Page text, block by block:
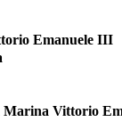
Emanuele III
Marina Vittorio